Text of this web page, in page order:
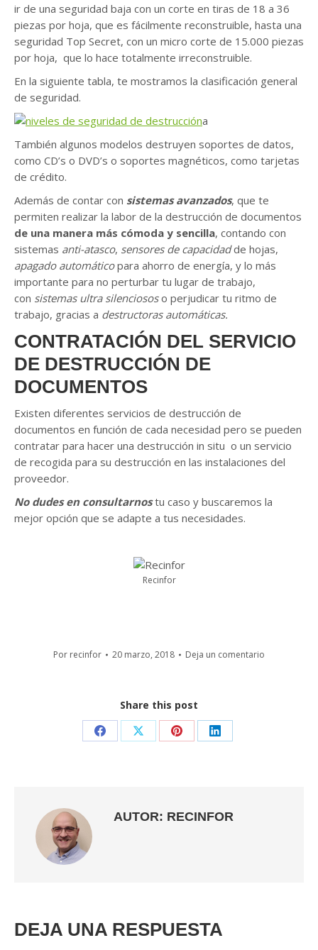
ir de una seguridad baja con un corte en tiras de 18 a 36
piezas por hoja, que es fácilmente reconstruible, hasta una
seguridad Top Secret, con un micro corte de 15.000 piezas
por hoja, que lo hace totalmente irreconstruible.
En la siguiente tabla, te mostramos la clasificación general
de seguridad.
a
También algunos modelos destruyen soportes de datos,
como CD’s o DVD’s o soportes magnéticos, como tarjetas
de crédito.
Además de contar con sistemas avanzados, que te
permiten realizar la labor de la destrucción de documentos
de una manera más cómoda y sencilla, contando con
sistemas anti-atasco, sensores de capacidadde hojas,
apagado automáticopara ahorro de energía, y lo más
importante para no perturbar tu lugar de trabajo,
con sistemas ultra silenciososo perjudicar tu ritmo de
trabajo, gracias a destructoras automáticas.
CONTRATACIÓN DEL SERVICIO
DE DESTRUCCIÓN DE
DOCUMENTOS
Existen diferentes servicios de destrucción de
documentos en función de cada necesidad pero se pueden
contratar para hacer una destrucción in situ o un servicio
de recogida para su destrucción en las instalaciones del
proveedor.
No dudes en consultarnostu caso y buscaremos la
mejor opción que se adapte a tus necesidades.
Recinfor
Por recinfor 20 marzo, 2018 Deja un comentario
Share this post
Share Share Share Share
AUTOR: RECINFOR
DEJA UNA RESPUESTA